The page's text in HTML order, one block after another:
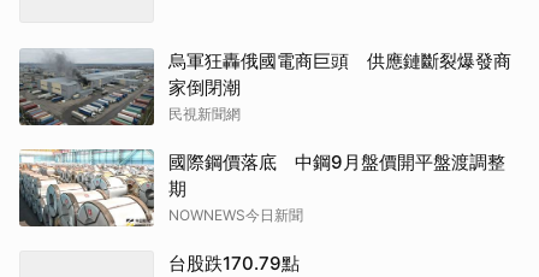
烏軍狂轟俄國電商巨頭 供應鏈斷裂爆發商
家倒閉潮
民視新聞網
國際鋼價落底 中鋼9月盤價開平盤渡調整
期
NOWNEWS今日新聞
台股跌170.79點